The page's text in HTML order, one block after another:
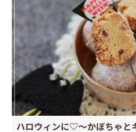
ハロウィンに♡～かぼちゃと